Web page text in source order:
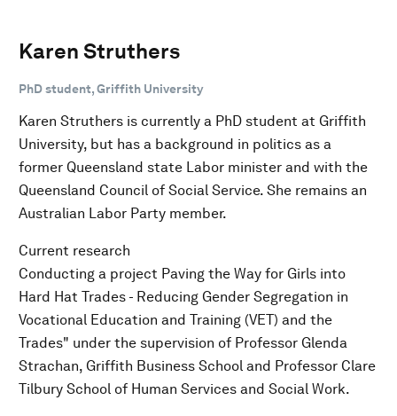
Karen Struthers
PhD student, Griffith University
Karen Struthers is currently a PhD student at Griffith
University, but has a background in politics as a
former Queensland state Labor minister and with the
Queensland Council of Social Service. She remains an
Australian Labor Party member.
Current research
Conducting a project Paving the Way for Girls into
Hard Hat Trades - Reducing Gender Segregation in
Vocational Education and Training (VET) and the
Trades" under the supervision of Professor Glenda
Strachan, Griffith Business School and Professor Clare
Tilbury School of Human Services and Social Work.